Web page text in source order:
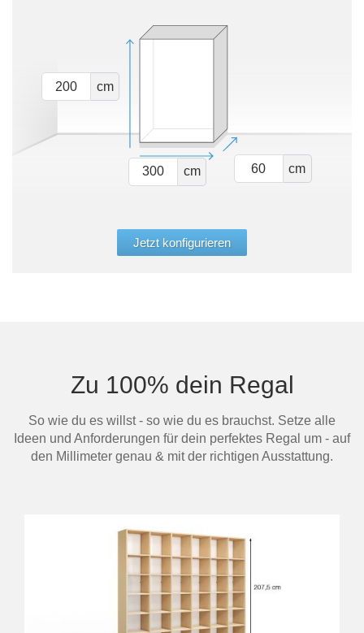
cm
cm cm
Jetzt konfigurieren
Zu 100% dein Regal
So wie du es willst - so wie du es brauchst. Setze alle
Ideen und Anforderungen für dein perfektes Regal um - auf
den Millimeter genau & mit der richtigen Ausstattung.